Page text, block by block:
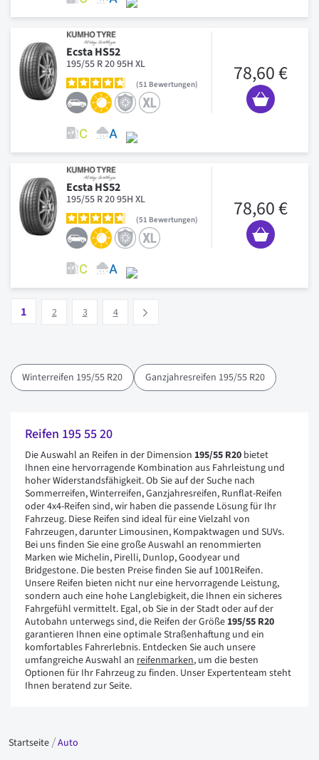
Ecsta HS52
195/55 R 20 95H XL
51 Bewertungen 78,60 €
Ecsta HS52
195/55 R 20 95H XL
51 Bewertungen 78,60 €
Vous lisez actuellement la page
1 2 3 4
Winterreifen 195/55 R20 Ganzjahresreifen 195/55 R20
Reifen 195 55 20
Die Auswahl an Reifen in der Dimension 195/55 R20 bietet
Ihnen eine hervorragende Kombination aus Fahrleistung und
hoher Widerstandsfähigkeit. Ob Sie auf der Suche nach
Sommerreifen, Winterreifen, Ganzjahresreifen, Runflat-Reifen
oder 4x4-Reifen sind, wir haben die passende Lösung für Ihr
Fahrzeug. Diese Reifen sind ideal für eine Vielzahl von
Fahrzeugen, darunter Limousinen, Kompaktwagen und SUVs.
Bei uns finden Sie eine große Auswahl an renommierten
Marken wie Michelin, Pirelli, Dunlop, Goodyear und
Bridgestone. Die besten Preise finden Sie auf 1001Reifen.
Unsere Reifen bieten nicht nur eine hervorragende Leistung,
sondern auch eine hohe Langlebigkeit, die Ihnen ein sicheres
Fahrgefühl vermittelt. Egal, ob Sie in der Stadt oder auf der
Autobahn unterwegs sind, die Reifen der Größe 195/55 R20
garantieren Ihnen eine optimale Straßenhaftung und ein
komfortables Fahrerlebnis. Entdecken Sie auch unsere
umfangreiche Auswahl an reifenmarken, um die besten
Optionen für Ihr Fahrzeug zu finden. Unser Expertenteam steht
Ihnen beratend zur Seite.
Startseite Auto